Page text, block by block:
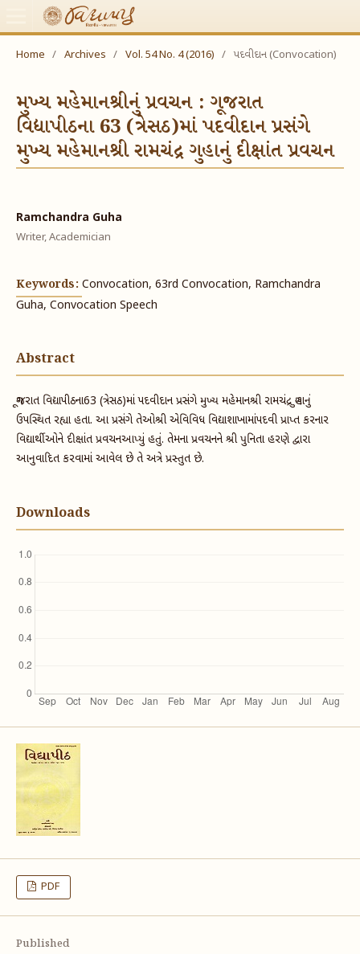
Home / Archives / Vol. 54 No. 4 (2016) / પદવીદાન (Convocation)
મુખ્ય મહેમાનશ્રીનું પ્રવચન : ગૂજરાત
વિદ્યાપીઠના 63 (ત્રેસઠ)માં પદવીદાન પ્રસંગે
મુખ્ય મહેમાનશ્રી રામચંદ્ર ગુહાનું દીક્ષાંત પ્રવચન
Ramchandra Guha
Writer, Academician
Keywords: Convocation, 63rd Convocation, Ramchandra
Guha, Convocation Speech
Abstract
ગૂજરાત વિદ્યાપીઠના63 (ત્રેસઠ)માં પદવીદાન પ્રસંગે મુખ્ય મહેમાનશ્રી રામચંદ્ર ગુહાનું
ઉપસ્થિત રહ્યા હતા. આ પ્રસંગે તેઓશ્રી એવિવિધ વિદ્યાશાખામાંપદવી પ્રાપ્ત કરનાર
વિદ્યાર્થીઓને દીક્ષાંત પ્રવચનઆપ્યું હતું. તેમના પ્રવચનને શ્રી પુનિતા હરણે દ્વારા
આનુવાદિત કરવામાં આવેલ છે તે અત્રે પ્રસ્તુત છે.
Downloads
PDF
Published